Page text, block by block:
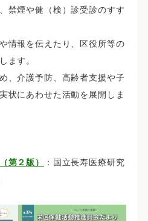
禁煙や健（検）診受診のすす
情報を伝えたり、区役所等の
ます。
、介護予防、高齢者支援や子
状にあわせた活動を展開しま
第２版）
：国立長寿医療研究